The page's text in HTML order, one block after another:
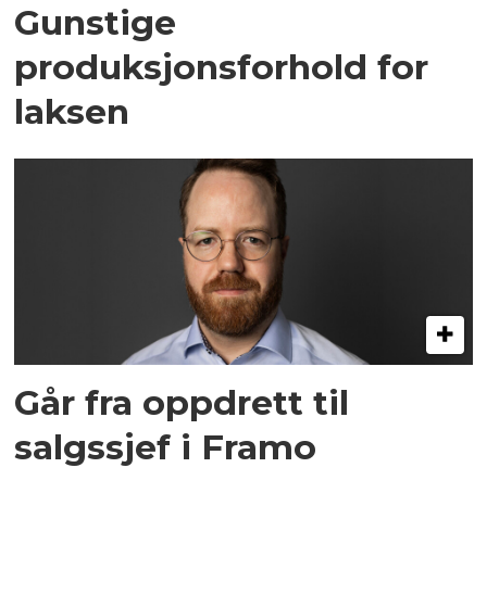
Gunstige
produksjonsforhold for
laksen
Går fra oppdrett til
salgssjef i Framo